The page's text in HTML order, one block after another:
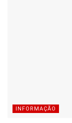
INFORMAÇÃO